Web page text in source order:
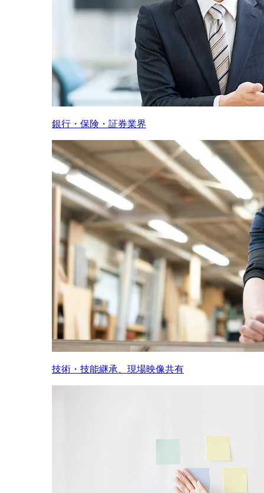
銀行・保険・証券業界
技術・技能継承、現場映像共有